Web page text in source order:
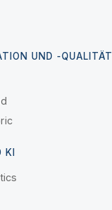
UND -QUALITÄT
KI